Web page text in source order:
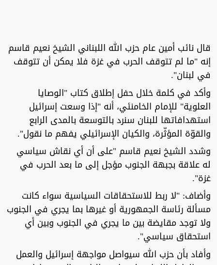
قال نائب أمين عام حزب الله اللبناني الشيخ نعيم قاسم
إنه "ما لم تتوقف الحرب في غزة فلا يمكن أن تتوقف
في لبنان".
وأكد في كلمة خلال حفل إطلاق كتاب "الوصايا
العلوية" للإمام الخامنئي، أنه "إذا وسعت إسرائيل
استهدافاتها للبنان سنرد بالتوسعة بالمدى الرابع
والقوّة المؤثّرة، والكيان الإسرائيلي يفهم ما نقول".
وشدد الشيخ نعيم قاسم "على أن أي نقاش سياسي
له علاقة بجبهة الجنوب مؤجل إلى ما بعد الحرب في
غزة".
وأضاف: "لا ربط للاستحقاقات السياسية سواء كانت
مسألة رئاسة الجمهورية أو غيرها بما يجري في الجنوب
ولا توجد مقايضة بين ما يجري في الجنوب وبين أي
استحقاق سياسي".
وأفاد بأن حزب الله سيواصل مواجهة إسرائيل والعمل